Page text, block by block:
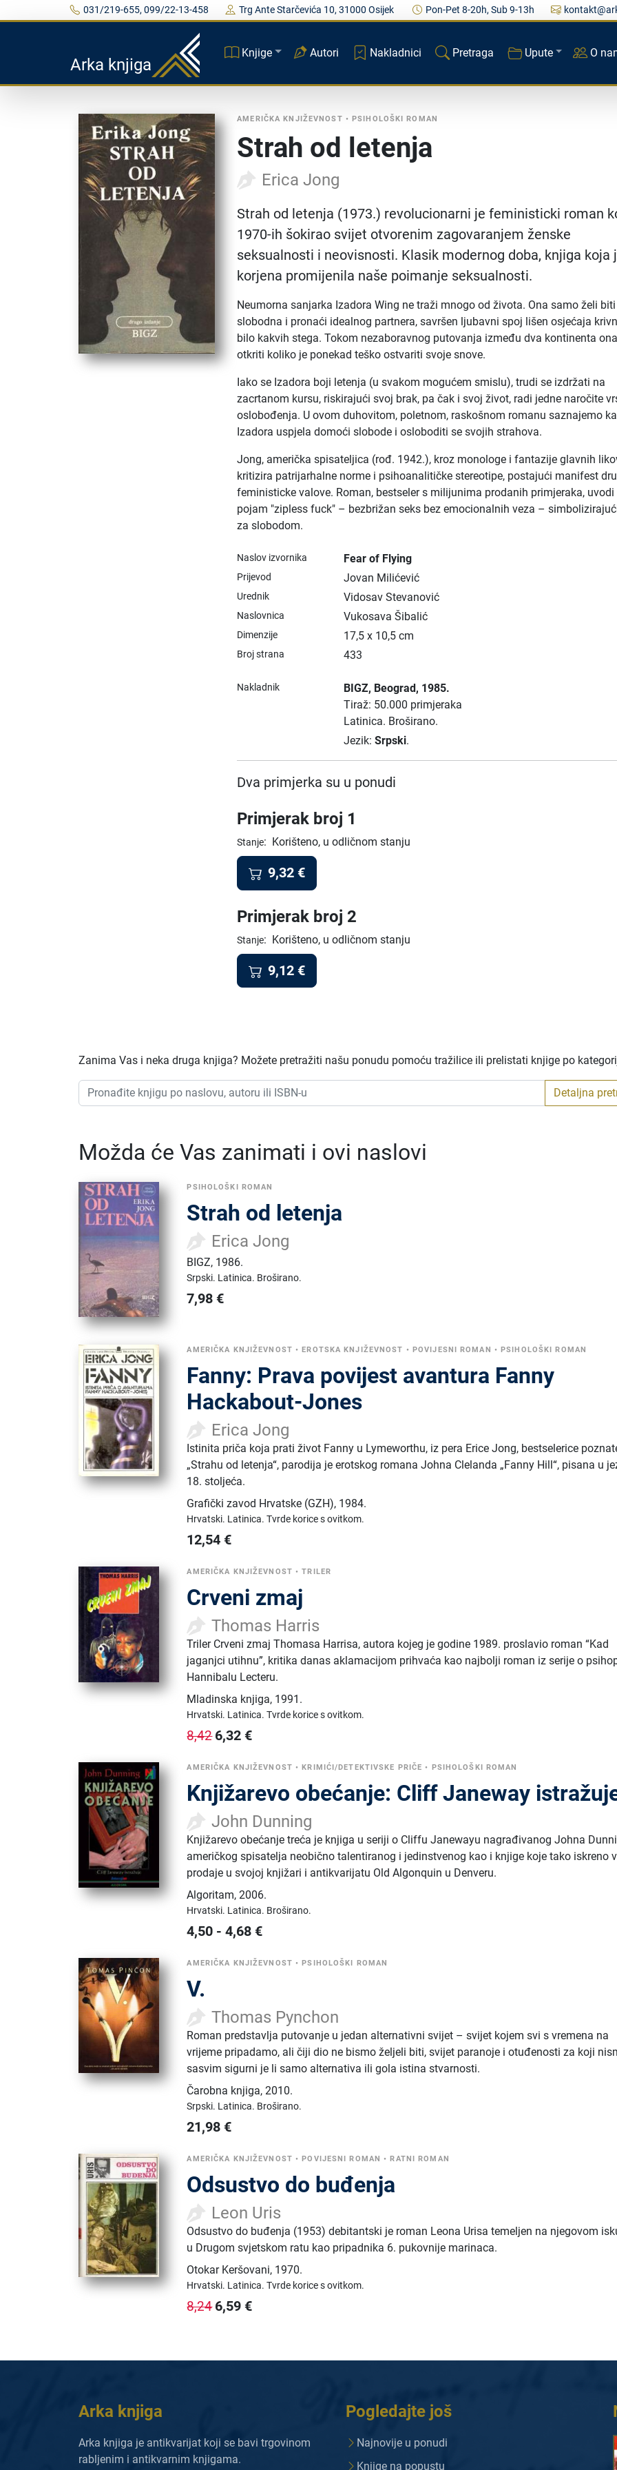
031/219-655, 099/22-13-458 Trg Ante Starčevića 10, 31000 Osijek Pon-Pet 8-20h, Sub 9-13h
Arka knjiga
Knjige Autori Nakladnici Pretraga Upute O
AMERIČKA KNJIŽEVNOST •PSIHOLOŠKI ROMAN
Strah od letenja
Erica Jong
Strah od letenja (1973.) revolucionarni je feministicki roman
1970-ih šokirao svijet otvorenim zagovaranjem ženske
seksualnosti i neovisnosti. Klasik modernog doba, knjiga koja
korjena promijenila naše poimanje seksualnosti.
Neumorna sanjarka Izadora Wing ne traži mnogo od života. Ona samo želi biti
slobodna i pronaći idealnog partnera, savršen ljubavni spoj lišen osjećaja
bilo kakvih stega. Tokom nezaboravnog putovanja između dva kontinenta
otkriti koliko je ponekad teško ostvariti svoje snove.
Iako se Izadora boji letenja (u svakom mogućem smislu), trudi se izdržati na
zacrtanom kursu, riskirajući svoj brak, pa čak i svoj život, radi jedne naročite
oslobođenja. U ovom duhovitom, poletnom, raskošnom romanu saznajemo
Izadora uspjela domoći slobode i osloboditi se svojih strahova.
Jong, američka spisateljica (rođ. 1942.), kroz monologe i fantazije glavnih
kritizira patrijarhalne norme i psihoanalitičke stereotipe, postajući manifest
feministicke valove. Roman, bestseler s milijunima prodanih primjeraka, uvodi
pojam "zipless fuck" – bezbrižan seks bez emocionalnih veza –
za slobodom.
Naslov izvornika Fear of Flying
Prijevod Jovan Milićević
Urednik Vidosav Stevanović
Naslovnica Vukosava Šibalić
Dimenzije 17,5 x 10,5 cm
Broj strana 433
Nakladnik BIGZ, Beograd, 1985.
Tiraž: 50.000 primjeraka
Latinica. Broširano.
Jezik: Srpski.
Dva primjerka su u ponudi
Primjerak broj 1
Stanje: Korišteno, u odličnom stanju
9,32 €
Primjerak broj 2
Stanje: Korišteno, u odličnom stanju
9,12 €
Zanima Vas i neka druga knjiga? Možete pretražiti našu ponudu pomoću tražilice ili prelistati knjige po
Detaljna
Možda će Vas zanimati i ovi naslovi
PSIHOLOŠKI ROMAN
Strah od letenja
Erica Jong
BIGZ, 1986.
Srpski. Latinica. Broširano.
7,98 €
AMERIČKA KNJIŽEVNOST • EROTSKA KNJIŽEVNOST • POVIJESNI ROMAN • PSIHOLOŠKI ROMAN
Fanny: Prava povijest avantura Fanny
Hackabout-Jones
Erica Jong
Istinita priča koja prati život Fanny u Lymeworthu, iz pera Erice Jong, bestselerice
„Strahu od letenja“, parodija je erotskog romana Johna Clelanda „Fanny Hill“, pisana u
18. stoljeća.
Grafički zavod Hrvatske (GZH), 1984.
Hrvatski. Latinica.Tvrde korice s ovitkom.
12,54 €
AMERIČKA KNJIŽEVNOST •TRILER
Crveni zmaj
Thomas Harris
Triler Crveni zmaj Thomasa Harrisa, autora kojeg je godine 1989. proslavio roman “Kad
jaganjci utihnu”, kritika danas aklamacijom prihvaća kao najbolji roman iz serije o
Hannibalu Lecteru.
Mladinska knjiga, 1991.
Hrvatski. Latinica.Tvrde korice s ovitkom.
8,426,32 €
AMERIČKA KNJIŽEVNOST • KRIMIĆI/DETEKTIVSKE PRIČE • PSIHOLOŠKI ROMAN
Knjižarevo obećanje: Cliff Janeway
John Dunning
Knjižarevo obećanje treća je knjiga u seriji o Cliffu Janewayu nagrađivanog Johna
američkog spisatelja neobično talentiranog i jedinstvenog kao i knjige koje tako iskreno
prodaje u svojoj knjižari i antikvarijatu Old Algonquin u Denveru.
Algoritam,2006.
Hrvatski. Latinica. Broširano.
4,50 -4,68 €
AMERIČKA KNJIŽEVNOST • PSIHOLOŠKI ROMAN
V.
Thomas Pynchon
Roman predstavlja putovanje u jedan alternativni svijet – svijet kojem svi s vremena na
vrijeme pripadamo, ali čiji dio ne bismo željeli biti, svijet paranoje i otuđenosti za koji
sasvim sigurni je li samo alternativa ili gola istina stvarnosti.
Čarobna knjiga,2010.
Srpski. Latinica. Broširano.
21,98 €
AMERIČKA KNJIŽEVNOST • POVIJESNI ROMAN • RATNI ROMAN
Odsustvo do buđenja
Leon Uris
Odsustvo do buđenja (1953) debitantski je roman Leona Urisa temeljen na njegovom
u Drugom svjetskom ratu kao pripadnika 6. pukovnije marinaca.
Otokar Keršovani, 1970.
Hrvatski. Latinica.Tvrde korice s ovitkom.
8,246,59 €
Arka knjiga
Arka knjiga je antikvarijat koji se bavi trgovinom
rabljenim i antikvarnim knjigama.
Pogledajte još
Najnovije u ponudi
Knjige na popustu